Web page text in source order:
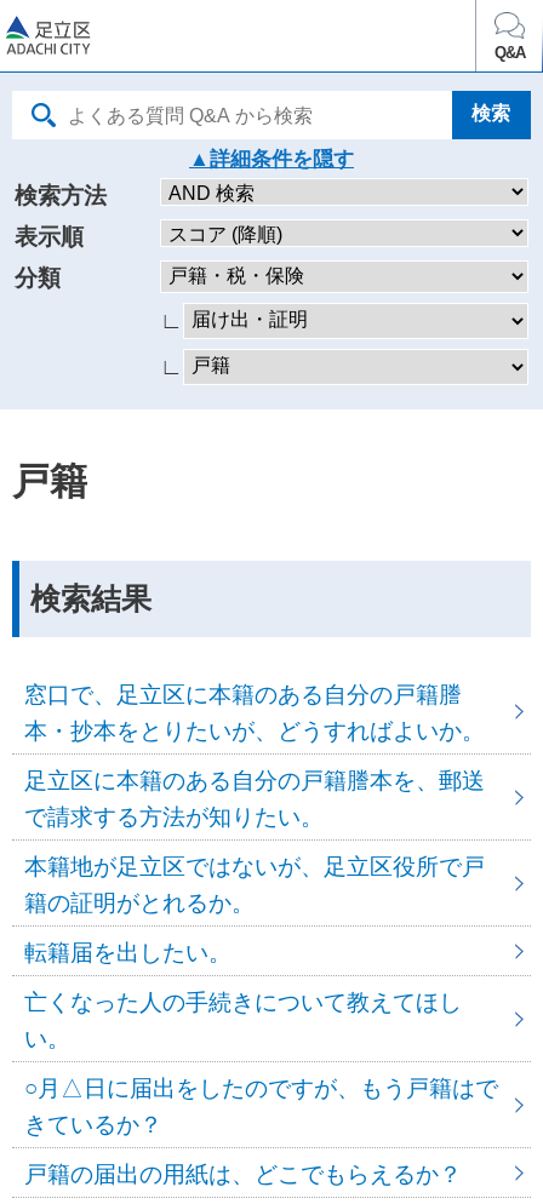
Q&A
詳細条件を
検索方法
表示順
分類
∟
∟
戸籍
検索結果
窓口で、足立区に本籍のある自分の戸籍謄
本・抄本をとりたいが、どうすればよいか。
足立区に本籍のある自分の戸籍謄本を、郵送
で請求する方法が知りたい。
本籍地が足立区ではないが、足立区役所で戸
籍の証明がとれるか。
転籍届を出したい。
亡くなった人の手続きについて教えてほし
い。
○月△日に届出をしたのですが、もう戸籍はで
きているか？
戸籍の届出の用紙は、どこでもらえるか？